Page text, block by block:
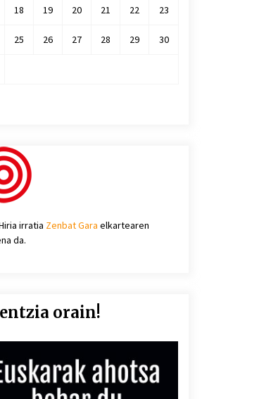
18 19 20 21 22 23
25 26 27 28 29 30
irratia Zenbat Gara elkartearen
da.
orain!